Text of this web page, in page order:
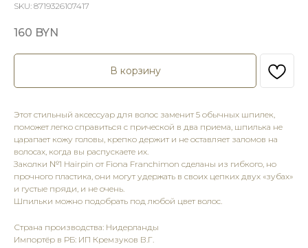
SKU: 8719326107417
160 BYN
В корзину
Этот стильный аксессуар для волос заменит 5 обычных шпилек,
поможет легко справиться с прической в два приема, шпилька не
царапает кожу головы, крепко держит и не оставляет заломов на
волосах, когда вы распускаете их.
Заколки №1 Hairpin от Fiona Franchimon сделаны из гибкого, но
прочного пластика, они могут удержать в своих цепких двух «зубах»
и густые пряди, и не очень.
Шпильки можно подобрать под любой цвет волос.
Страна производства: Нидерланды
Импортёр в РБ: ИП Кремзуков В.Г.